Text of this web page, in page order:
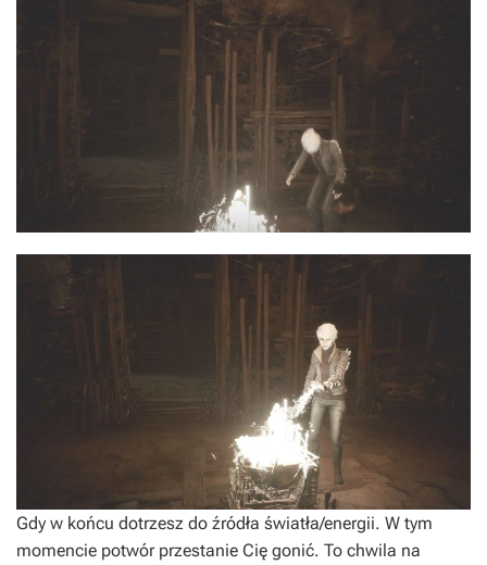
Gdy w końcu dotrzesz do źródła światła/energii. W tym
momencie potwór przestanie Cię gonić. To chwila na